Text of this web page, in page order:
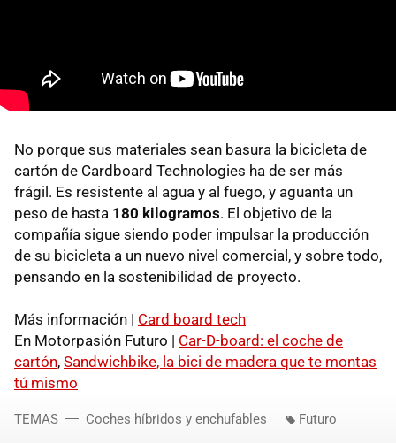
No porque sus materiales sean basura la bicicleta de
cartón de Cardboard Technologies ha de ser más
frágil. Es resistente al agua y al fuego, y aguanta un
peso de hasta 180 kilogramos. El objetivo de la
compañía sigue siendo poder impulsar la producción
de su bicicleta a un nuevo nivel comercial, y sobre todo,
pensando en la sostenibilidad de proyecto.
Más información | Card board tech
En Motorpasión Futuro | Car-D-board: el coche de
cartón, Sandwichbike, la bici de madera que te montas
tú mismo
TEMAS Coches híbridos y enchufables Futuro